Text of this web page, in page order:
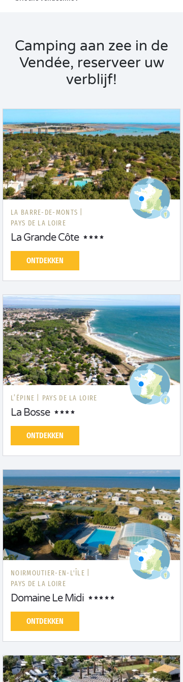
Camping aan zee in de
Vendée, reserveer uw
verblijf!
LA BARRE-DE-MONTS |
PAYS DE LA LOIRE
La Grande Côte
ONTDEKKEN
L’ÉPINE | PAYS DE LA LOIRE
La Bosse
ONTDEKKEN
NOIRMOUTIER-EN-L'ÎLE |
PAYS DE LA LOIRE
Domaine Le Midi
ONTDEKKEN